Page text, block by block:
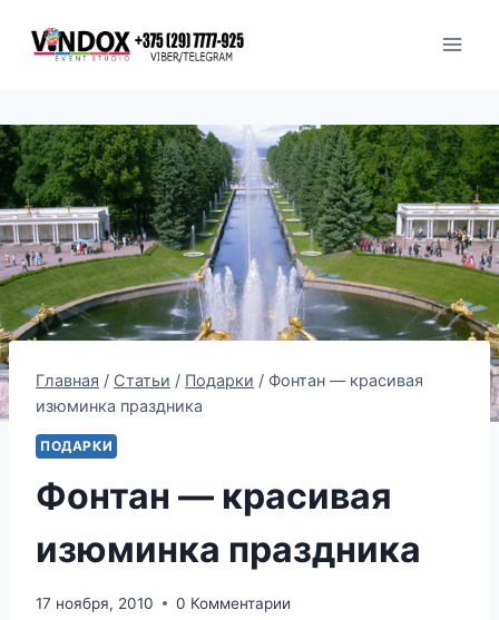
Главная / Статьи / Подарки / Фонтан — красивая
изюминка праздника
ПОДАРКИ
Фонтан — красивая
изюминка праздника
17 ноября, 2010 0 Комментарии